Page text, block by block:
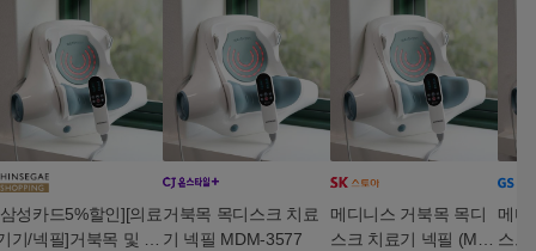
성카드5%할인][의료
기/넥필]거북목 및 목
거북목 목디스크 치료
기 넥필 MDM-3577
메디니스 거북목 목디
스크 치료기 넥필 (MD
메디
스크